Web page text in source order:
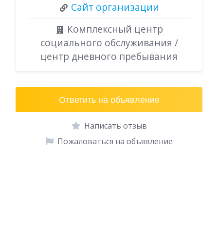
Сайт организации
Комплексный центр
социального обслуживания /
центр дневного пребывания
Ответить на объявление
Написать отзыв
Пожаловаться на объявление